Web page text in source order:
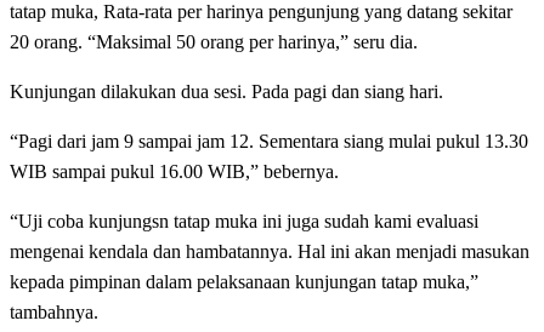
tatap muka, Rata-rata per harinya pengunjung yang datang sekitar
20 orang. “Maksimal 50 orang per harinya,” seru dia.
Kunjungan dilakukan dua sesi. Pada pagi dan siang hari.
“Pagi dari jam 9 sampai jam 12. Sementara siang mulai pukul 13.30
WIB sampai pukul 16.00 WIB,” bebernya.
“Uji coba kunjungsn tatap muka ini juga sudah kami evaluasi
mengenai kendala dan hambatannya. Hal ini akan menjadi masukan
kepada pimpinan dalam pelaksanaan kunjungan tatap muka,”
tambahnya.